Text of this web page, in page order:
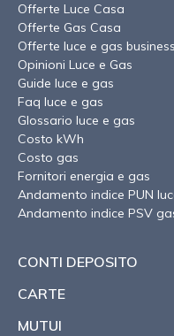
Offerte Luce Casa
Offerte Gas Casa
Offerte luce e gas business
Opinioni Luce e Gas
Guide luce e gas
Faq luce e gas
Glossario luce e gas
Costo kWh
Costo gas
Fornitori energia e gas
Andamento indice PUN
Andamento indice PSV
CONTI DEPOSITO
CARTE
MUTUI